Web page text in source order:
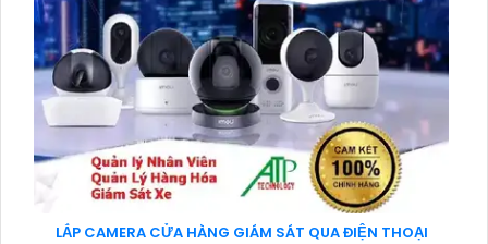
LẮP CAMERA CỬA HÀNG GIÁM SÁT QUA ĐIỆN THOẠI